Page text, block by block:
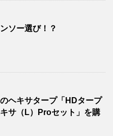
ソー選び！？
ヘキサタープ「HDタープ
サ（L）Proセット」を購